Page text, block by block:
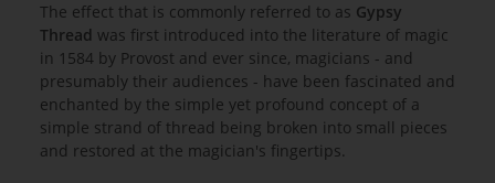
The effect that is commonly referred to as Gypsy
Thread was first introduced into the literature of magic
in 1584 by Provost and ever since, magicians - and
presumably their audiences - have been fascinated and
enchanted by the simple yet profound concept of a
simple strand of thread being broken into small pieces
and restored at the magician's fingertips.